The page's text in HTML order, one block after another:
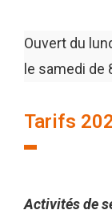
Ouvert du
le samedi de
Tarifs
Activités de